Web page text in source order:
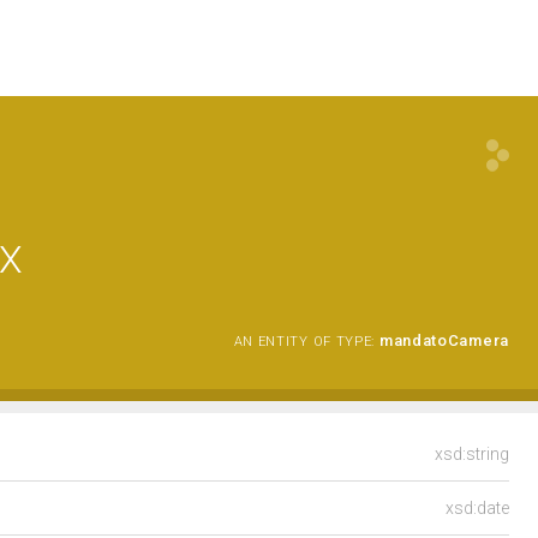
AN ENTITY OF TYPE: mandatoCamera
xsd:string
xsd:date